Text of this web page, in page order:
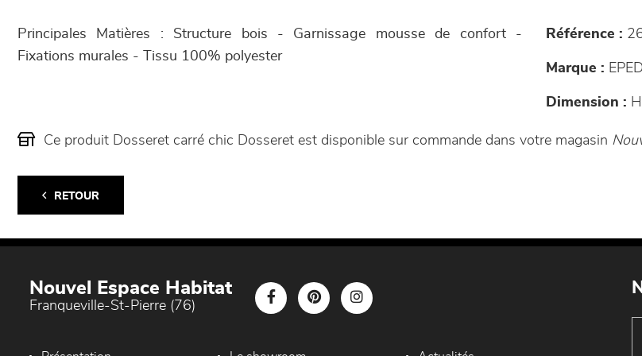
Principales Matières : Structure bois - Garnissage mousse de confort -
Fixations murales - Tissu 100% polyester
Référence :
Marque :
Dimension :
Ce produit Dosseret carré chic Dosseret est disponible sur commande dans votre magasin
RETOUR
Nouvel Espace Habitat
Franqueville-St-Pierre (76)